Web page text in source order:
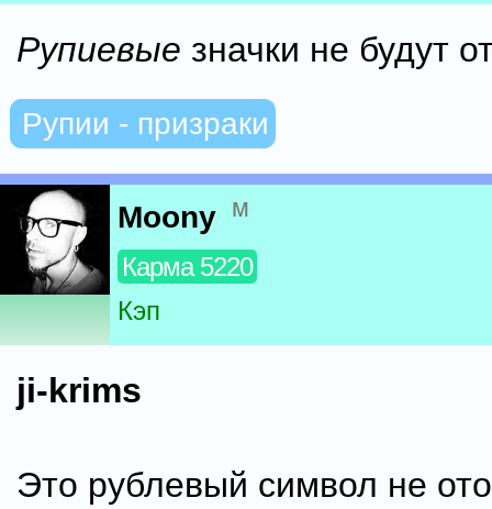
Рупиевые значки не будут
Рупии - призраки
Moony м
Карма 5220
Кэп
ji-krims
Это рублевый символ не